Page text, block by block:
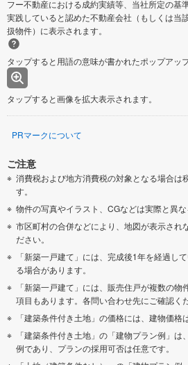
フー不動産における成約実績等、当社所定の基
実践していると認めた不動産会社（もしくは当
扱物件）に表示されます。
タップすると用語の意味が書かれたポップアッ
タップすると画像を拡大表示されます。
PRマークについて
ご注意
消費税および地方消費税の対象となる場合は
す。
物件の写真やイラスト、CGなどは実際と異な
市区町村の合併などにより、地図が表示され
ださい。
「新築一戸建て」には、完成後1年を経過し
る場合があります。
「新築一戸建て」には、販売住戸が複数の
項目もあります。各問い合わせ先にご確認くだ
「建築条件付き土地」の価格には、建物価格
「建築条件付き土地」の「建物プラン例」
例であり、プランの採用可否は任意です。